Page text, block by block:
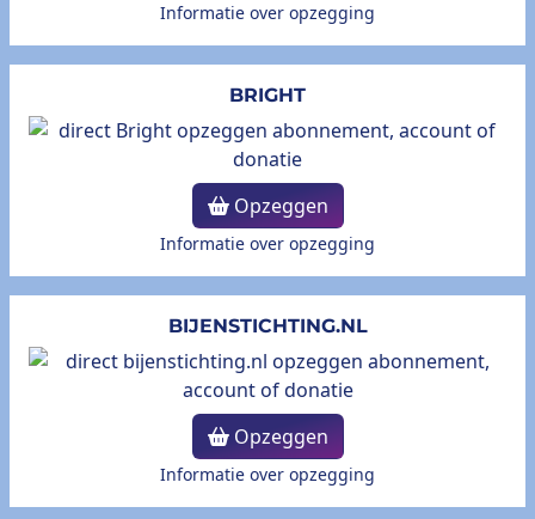
Informatie over opzegging
BRIGHT
Opzeggen
Informatie over opzegging
BIJENSTICHTING.NL
Opzeggen
Informatie over opzegging